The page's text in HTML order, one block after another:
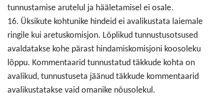
tunnustamise arutelul ja hääletamisel ei osale.
16. Üksikute kohtunike hindeid ei avalikustata laiemale
ringile kui aretuskomisjon. Lõplikud tunnustusotsused
avaldatakse kohe pärast hindamiskomisjoni koosoleku
lõppu. Kommentaarid tunnustatud täkkude kohta on
avalikud, tunnustuseta jäänud täkkude kommentaarid
avalikustatakse vaid omanike nõusolekul.